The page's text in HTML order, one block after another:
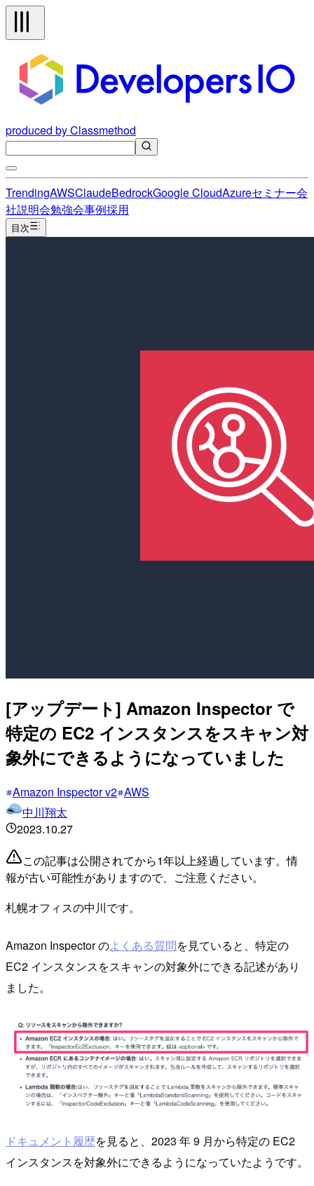
produced by Classmethod
TrendingAWSClaudeBedrockGoogle CloudAzureセミナー会
社説明会勉強会事例採用
目次
[アップデート] Amazon Inspector で
特定の EC2 インスタンスをスキャン対
象外にできるようになっていました
Amazon Inspector v2 AWS
中川翔太
2023.10.27
この記事は公開されてから1年以上経過しています。情
報が古い可能性がありますので、ご注意ください。
札幌オフィスの中川です。
Amazon Inspector のよくある質問を見ていると、特定の
EC2 インスタンスをスキャンの対象外にできる記述があり
ました。
ドキュメント履歴を見ると、2023 年 9 月から特定の EC2
インスタンスを対象外にできるようになっていたようです。